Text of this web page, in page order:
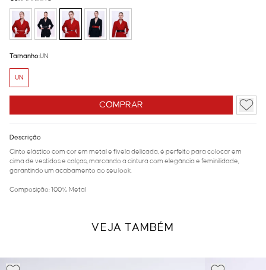
COMPRAR
Tamanho:UN
UN
Descrição
Cinto elástico com cor em metal e fivela delicada, é perfeito para colocar em
cima de vestidos e calças, marcando a cintura com elegância e feminilidade,
garantindo um acabamento ao seu look.
Composição: 100% Metal
VEJA TAMBÉM